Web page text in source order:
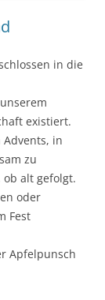
in die
existiert.
in
zu
alt gefolgt.
oder
Fest
Apfelpunsch